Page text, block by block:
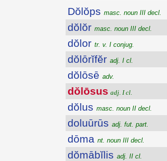
Dŏlŏps masc. noun III decl.
dŏlŏr masc. noun III decl.
dŏlor tr. v. I conjug.
dŏlōrĭfĕr adj. I cl.
dŏlōsē adv.
dŏlōsus adj. I cl.
dŏlus masc. noun II decl.
doluūrūs adj. fut. part.
dōma nt. noun III decl.
dŏmābĭlis adj. II cl.